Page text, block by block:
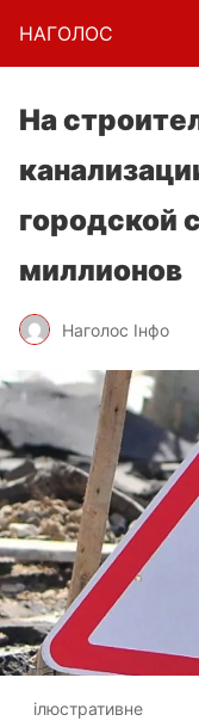
НАГОЛОC
На
городской
миллионов
Наголос Інфо
ілюстративне